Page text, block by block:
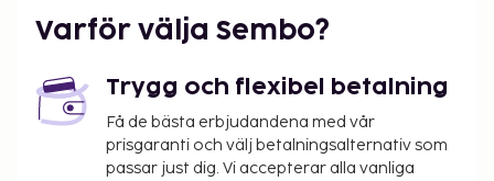
Varför välja Sembo?
Trygg och flexibel betalning
Få de bästa erbjudandena med vår
prisgaranti och välj betalningsalternativ som
passar just dig. Vi accepterar alla vanliga